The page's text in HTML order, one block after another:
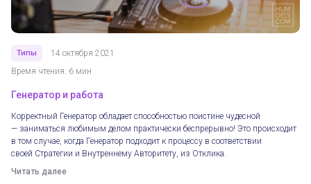
Типы
14 октября 2021
Время чтения: 6 мин
Генератор и работа
Корректный Генератор обладает способностью поистине чудесной
— заниматься любимым делом практически беспрерывно! Это происходит
в том случае, когда Генератор подходит к процессу в соответствии
своей Стратегии и Внутреннему Авторитету, из Отклика.
Читать далее